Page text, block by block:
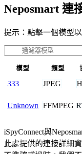
Neposmart 連
提示：點擊一個模型
模型 類型
333 JPEG
Unknown FFMPEG
iSpyConnect與
此處提供的連接詳細